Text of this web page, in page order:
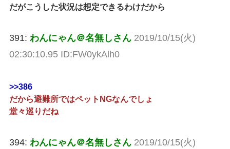
だがこうした状況は想定できるわけだから
391: わんにゃん＠名無しさん 2019/10/15(火)
02:30:10.95 ID:FW0ykAlh0
>>386
だから避難所ではペットNGなんでしょ
堂々巡りだね
394: わんにゃん＠名無しさん 2019/10/15(火)